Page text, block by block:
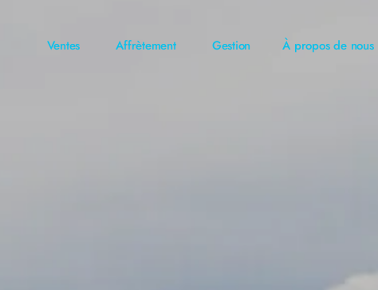
Ventes Affrètement Gestion À propos de nous